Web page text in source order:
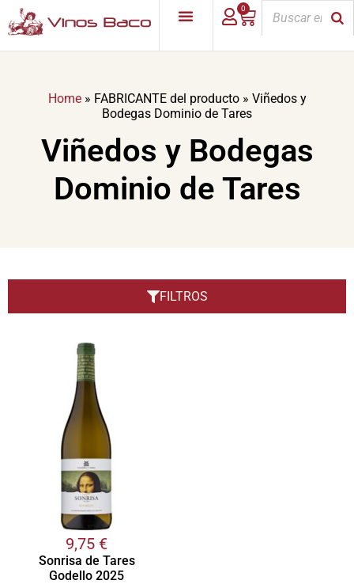
0
Home» FABRICANTE del producto» Viñedos y
Bodegas Dominio de Tares
Viñedos y Bodegas
Dominio de Tares
9,75 €
Sonrisa de Tares
Godello 2025
FILTROS